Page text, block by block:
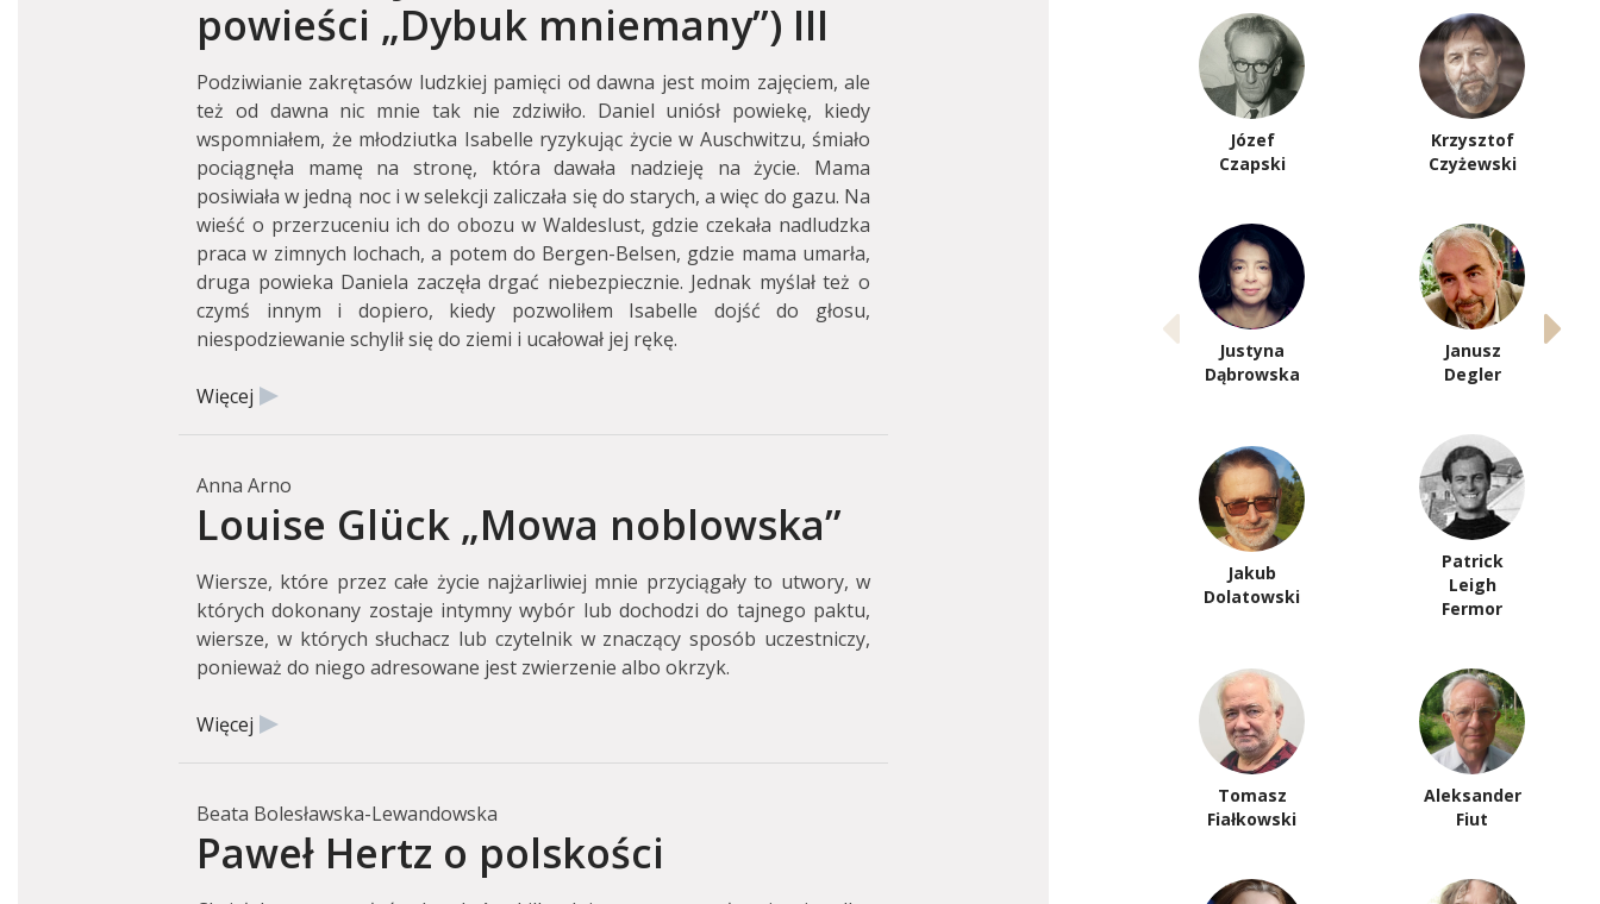
powieści „Dybuk mniemany”) III
Podziwianie zakrętasów ludzkiej pamięci od dawna jest moim zajęciem, ale
też od dawna nic mnie tak nie zdziwiło. Daniel uniósł powiekę, kiedy
wspomniałem, że młodziutka Isabelle ryzykując życie w Auschwitzu, śmiało
pociągnęła mamę na stronę, która dawała nadzieję na życie. Mama
posiwiała w jedną noc i w selekcji zaliczała się do starych, a więc do gazu. Na
wieść o przerzuceniu ich do obozu w Waldeslust, gdzie czekała nadludzka
praca w zimnych lochach, a potem do Bergen-Belsen, gdzie mama umarła,
druga powieka Daniela zaczęła drgać niebezpiecznie. Jednak myślał też o
czymś innym i dopiero, kiedy pozwoliłem Isabelle dojść do głosu,
niespodziewanie schylił się do ziemi i ucałował jej rękę.
Więcej
Anna Arno
Louise Glück „Mowa noblowska”
Wiersze, które przez całe życie najżarliwiej mnie przyciągały to utwory, w
których dokonany zostaje intymny wybór lub dochodzi do tajnego paktu,
wiersze, w których słuchacz lub czytelnik w znaczący sposób uczestniczy,
ponieważ do niego adresowane jest zwierzenie albo okrzyk.
Więcej
Beata Bolesławska-Lewandowska
Paweł Hertz o polskości
Józef
Czapski
Krzysztof
Czyżewski
Justyna
Dąbrowska
Janusz
Degler
Jakub
Dolatowski
Patrick
Leigh
Fermor
Tomasz
Fiałkowski
Aleksander
Fiut